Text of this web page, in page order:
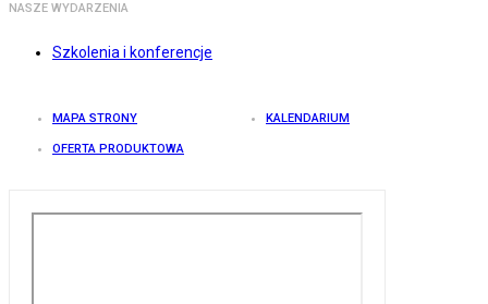
NASZE WYDARZENIA
Szkolenia i konferencje
MAPA STRONY KALENDARIUM
OFERTA PRODUKTOWA